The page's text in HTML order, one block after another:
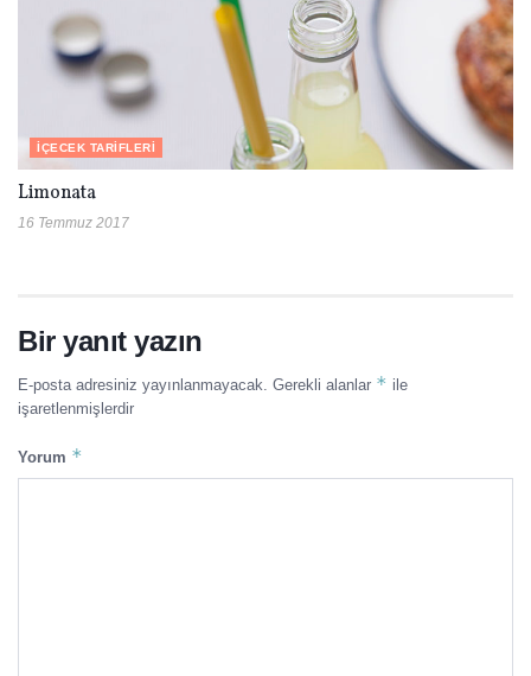
İÇECEK TARIFLERI
Limonata
16 Temmuz 2017
Bir yanıt yazın
E-posta adresiniz yayınlanmayacak. Gerekli alanlar * ile
işaretlenmişlerdir
Yorum *